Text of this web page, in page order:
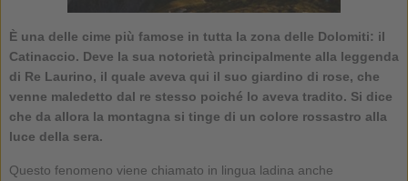
È una delle cime più famose in tutta la zona delle Dolomiti: il
Catinaccio. Deve la sua notorietà principalmente alla leggenda
di Re Laurino, il quale aveva qui il suo giardino di rose, che
venne maledetto dal re stesso poiché lo aveva tradito. Si dice
che da allora la montagna si tinge di un colore rossastro alla
luce della sera.
Questo fenomeno viene chiamato in lingua ladina anche